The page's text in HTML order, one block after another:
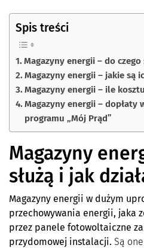
Spis treści
Magazyny energii – do czego
Magazyny energii – jakie są
Magazyny energii – ile
Magazyny energii – dopłaty
programu „Mój Prąd”
Magazyny
służą i jak
Magazyny energii w dużym
przechowywania energii, jaka
przez panele fotowoltaiczne
przydomowej instalacji. Są